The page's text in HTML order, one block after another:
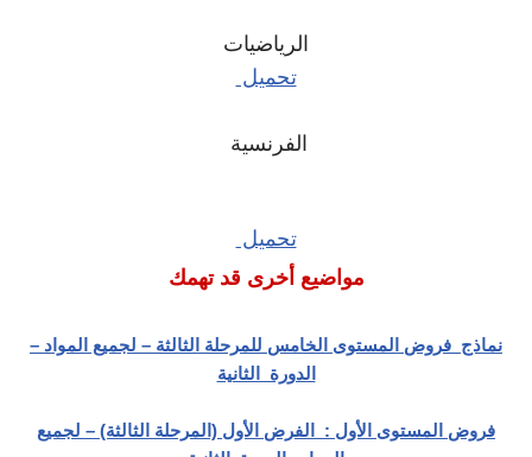
الرياضيات
تحميل
الفرنسية
تحميل
مواضيع أخرى قد تهمك
نماذج فروض المستوى الخامس للمرحلة الثالثة – لجميع المواد –
الدورة الثانية
فروض المستوى الأول : الفرض الأول (المرحلة الثالثة) – لجميع